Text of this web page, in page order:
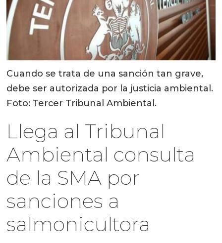
Cuando se trata de una sanción tan grave,
debe ser autorizada por la justicia ambiental.
Foto: Tercer Tribunal Ambiental.
Llega al Tribunal
Ambiental consulta
de la SMA por
sanciones a
salmonicultora